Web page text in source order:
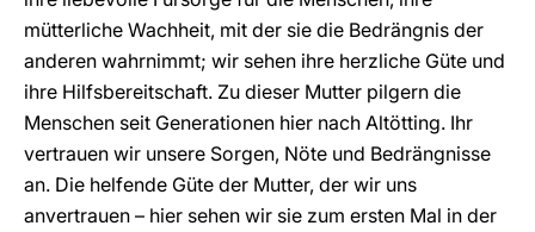
mütterliche Wachheit, mit der sie die Bedrängnis der
anderen wahrnimmt; wir sehen ihre herzliche Güte und
ihre Hilfsbereitschaft. Zu dieser Mutter pilgern die
Menschen seit Generationen hier nach Altötting. Ihr
vertrauen wir unsere Sorgen, Nöte und Bedrängnisse
an. Die helfende Güte der Mutter, der wir uns
anvertrauen – hier sehen wir sie zum ersten Mal in der